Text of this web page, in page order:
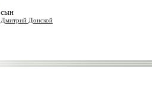
сын
Дмитрий Донской